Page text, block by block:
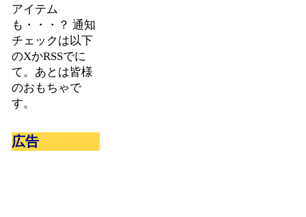
アイテム
も・・・？ 通知
チェックは以下
のXかRSSでに
て。あとは皆様
のおもちゃで
す。
広告